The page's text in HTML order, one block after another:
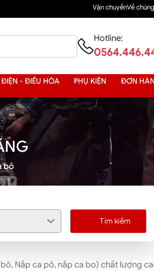
Vận chuyểnVề
Hotline:
ĐIỆN - ĐIỀU HÒA PHỤ KIỆN ĐƠN
bô
Tìm kiếm
Nắp ca pô, nắp ca bo) chất lượng